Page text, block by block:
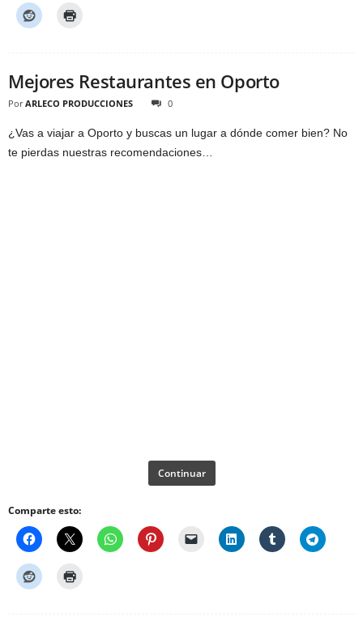
Mejores Restaurantes en Oporto
Por ARLECO PRODUCCIONES 0
¿Vas a viajar a Oporto y buscas un lugar a dónde comer bien? No
te pierdas nuestras recomendaciones…
Continuar
Comparte esto: